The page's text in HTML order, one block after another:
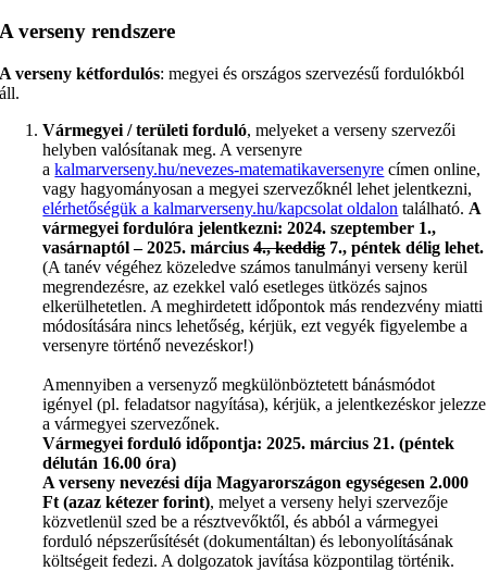
A verseny rendszere
A verseny kétfordulós: megyei és országos szervezésű fordulókból
áll.
Vármegyei / területi forduló, melyeket a verseny szervezői
helyben valósítanak meg. A versenyre
akalmarverseny.hu/nevezes-matematikaversenyre címen online,
vagy hagyományosan a megyei szervezőknél lehet jelentkezni,
elérhetőségük a kalmarverseny.hu/kapcsolat oldalon található. A
vármegyei fordulóra jelentkezni: 2024. szeptember 1.,
vasárnaptól – 2025. március4., keddig7., péntek délig lehet.
(A tanév végéhez közeledve számos tanulmányi verseny kerül
megrendezésre, az ezekkel való esetleges ütközés sajnos
elkerülhetetlen. A meghirdetett időpontok más rendezvény miatti
módosítására nincs lehetőség, kérjük, ezt vegyék figyelembe a
versenyre történő nevezéskor!)
Amennyiben a versenyző megkülönböztetett bánásmódot
igényel (pl. feladatsor nagyítása), kérjük, a jelentkezéskor jelezze
a vármegyei szervezőnek.
Vármegyei forduló időpontja: 2025. március 21. (péntek
délután 16.00 óra)
A verseny nevezési díja Magyarországon egységesen 2.000
Ft (azaz kétezer forint), melyet a verseny helyi szervezője
közvetlenül szed be a résztvevőktől, és abból a vármegyei
forduló népszerűsítését (dokumentáltan) és lebonyolításának
költségeit fedezi. A dolgozatok javítása központilag történik.